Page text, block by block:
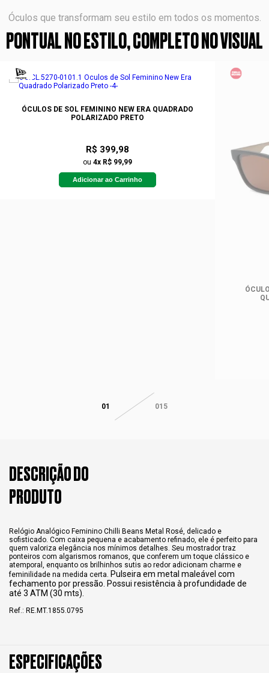
Óculos que transformam seu estilo em todos os momentos.
PONTUAL NO ESTILO, COMPLETO NO VISUAL
ÓCULOS DE SOL FEMININO NEW ERA QUADRADO
POLARIZADO PRETO
R$ 399,98
ou 4x R$ 99,99
Adicionar ao Carrinho
01 015
DESCRIÇÃO DO
PRODUTO
Relógio Analógico Feminino Chilli Beans Metal Rosé, delicado e
sofisticado. Com caixa pequena e acabamento refinado, ele é perfeito para
quem valoriza elegância nos mínimos detalhes. Seu mostrador traz
ponteiros com algarismos romanos, que conferem um toque clássico e
atemporal, enquanto os brilhinhos sutis ao redor adicionam charme e
feminilidade na medida certa.
Pulseira em metal maleável com
fechamento por pressão. Possui resistência à profundidade de
até 3 ATM (30 mts).
Ref.: RE.MT.1855.0795
ESPECIFICAÇÕES